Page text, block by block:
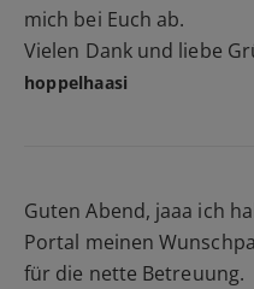
mich bei Euch ab.
Vielen Dank und liebe
hoppelhaasi
Guten Abend, jaaa ich
Portal meinen
für die nette Betreuung.